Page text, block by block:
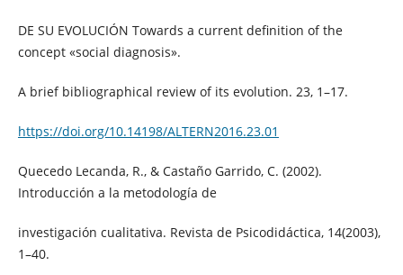
DE SU EVOLUCIÓN Towards a current definition of the
concept «social diagnosis».
A brief bibliographical review of its evolution. 23, 1–17.
https://doi.org/10.14198/ALTERN2016.23.01
Quecedo Lecanda, R., & Castaño Garrido, C. (2002).
Introducción a la metodología de
investigación cualitativa. Revista de Psicodidáctica, 14(2003),
1–40.